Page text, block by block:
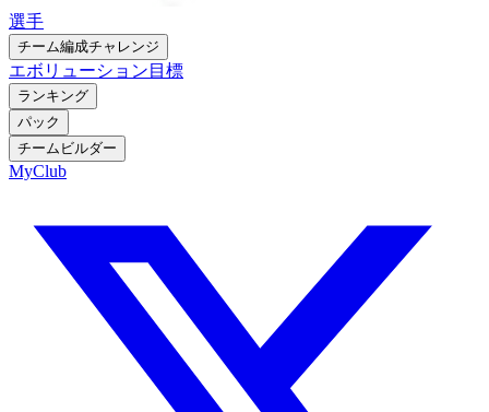
選手
チーム編成チャレンジ
エボリューション 目標
ランキング
パック
チームビルダー
MyClub